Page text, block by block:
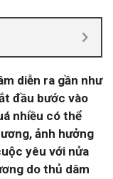
diễn ra gần như
đầu bước vào
nhiều có thể
ảnh hưởng
yêu với nửa
do thủ dâm